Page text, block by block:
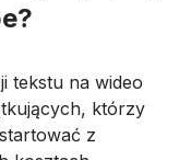
tekstu na wideo
którzy
z